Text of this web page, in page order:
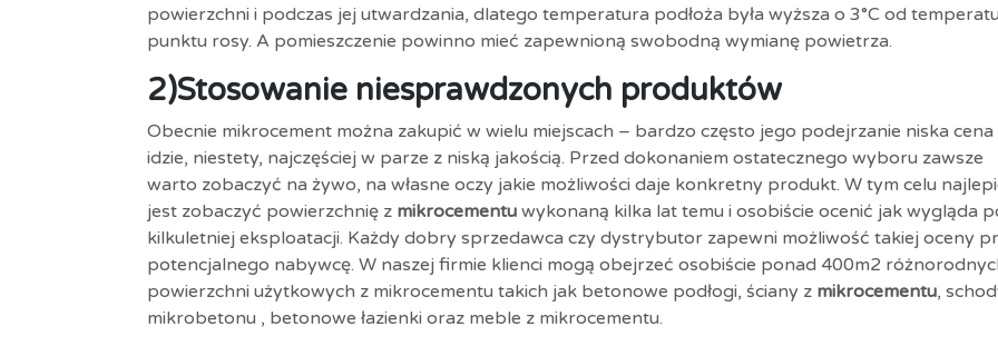
powierzchni i podczas jej utwardzania, dlatego temperatura podłoża była wyższa o 3°C od
punktu rosy. A pomieszczenie powinno mieć zapewnioną swobodną wymianę powietrza.
2)Stosowanie niesprawdzonych produktów
Obecnie mikrocement można zakupić w wielu miejscach – bardzo często jego podejrzanie niska cena
idzie, niestety, najczęściej w parze z niską jakością. Przed dokonaniem ostatecznego wyboru zawsze
warto zobaczyć na żywo, na własne oczy jakie możliwości daje konkretny produkt. W tym celu
jest zobaczyć powierzchnię z mikrocementu wykonaną kilka lat temu i osobiście ocenić jak wygląda
kilkuletniej eksploatacji. Każdy dobry sprzedawca czy dystrybutor zapewni możliwość takiej oceny
potencjalnego nabywcę. W naszej firmie klienci mogą obejrzeć osobiście ponad 400m2
powierzchni użytkowych z mikrocementu takich jak betonowe podłogi, ściany z mikrocementu,
mikrobetonu , betonowe łazienki oraz meble z mikrocementu.